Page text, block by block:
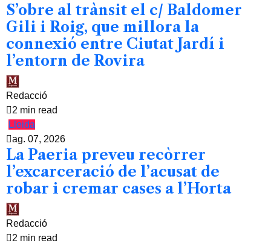
S’obre al trànsit el c/ Baldomer
Gili i Roig, que millora la
connexió entre Ciutat Jardí i
l’entorn de Rovira
Redacció
2 min read
Lleida
ag. 07, 2026
La Paeria preveu recòrrer
l’excarceració de l’acusat de
robar i cremar cases a l’Horta
Redacció
2 min read